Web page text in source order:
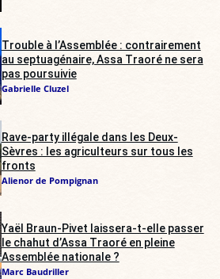
Trouble à l’Assemblée : contrairement
au septuagénaire, Assa Traoré ne sera
pas poursuivie
Gabrielle Cluzel
Rave-party illégale dans les Deux-
Sèvres : les agriculteurs sur tous les
fronts
Alienor de Pompignan
Yaël Braun-Pivet laissera-t-elle passer
le chahut d’Assa Traoré en pleine
Assemblée nationale ?
Marc Baudriller